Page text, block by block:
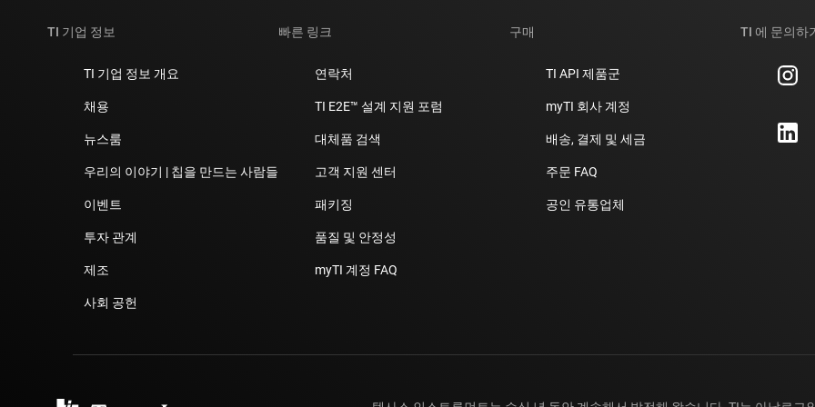
TI 기업 정보
TI 기업 정보 개요
채용
뉴스룸
우리의 이야기 | 칩을 만드는 사람들
이벤트
투자 관계
제조
사회 공헌
빠른 링크
연락처
TI E2E™ 설계 지원 포럼
대체품 검색
고객 지원 센터
패키징
품질 및 안정성
myTI 계정 FAQ
구매
TI API 제품군
myTI 회사 계정
배송, 결제 및 세금
주문 FAQ
공인 유통업체
TI 에 문의하